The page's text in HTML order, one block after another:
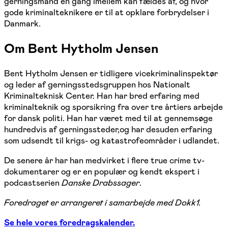
gode kriminalteknikere er til at opklare forbrydelser i
Danmark.
Om Bent Hytholm Jensen
Bent Hytholm Jensen er tidligere vicekriminalinspektør
og leder af gerningsstedsgruppen hos Nationalt
Kriminalteknisk Center. Han har bred erfaring med
kriminalteknik og sporsikring fra over tre årtiers arbejde
for dansk politi. Han har været med til at gennemsøge
hundredvis af gerningssteder,og har desuden erfaring
som udsendt til krigs- og katastrofeområder i udlandet.
De senere år har han medvirket i flere true crime tv-
dokumentarer og er en populær og kendt ekspert i
podcastserien Danske Drabssager.
Foredraget er arrangeret i samarbejde med Dokk1.
Se hele vores foredragskalender.